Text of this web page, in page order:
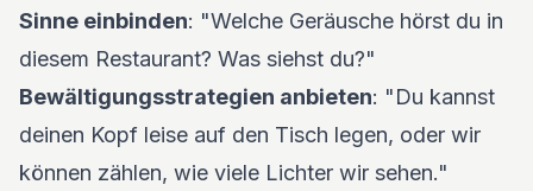
Sinne einbinden: "Welche Geräusche hörst du in
diesem Restaurant? Was siehst du?"
Bewältigungsstrategien anbieten: "Du kannst
deinen Kopf leise auf den Tisch legen, oder wir
können zählen, wie viele Lichter wir sehen."